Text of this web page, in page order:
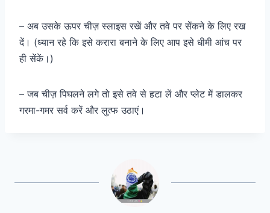
– अब उसके ऊपर चीज़ स्लाइस रखें और तवे पर सेंकने के लिए रख
दें। (ध्यान रहे कि इसे करारा बनाने के लिए आप इसे धीमी आंच पर
ही सेंकें।)
– जब चीज़ पिघलने लगे तो इसे तवे से हटा लें और प्लेट में डालकर
गरमा-गमर सर्व करें और लुत्फ उठाएं।